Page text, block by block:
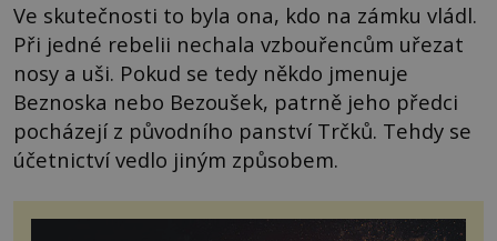
Ve skutečnosti to byla ona, kdo na zámku vládl.
Při jedné rebelii nechala vzbouřencům uřezat
nosy a uši. Pokud se tedy někdo jmenuje
Beznoska nebo Bezoušek, patrně jeho předci
pocházejí z původního panství Trčků. Tehdy se
účetnictví vedlo jiným způsobem.